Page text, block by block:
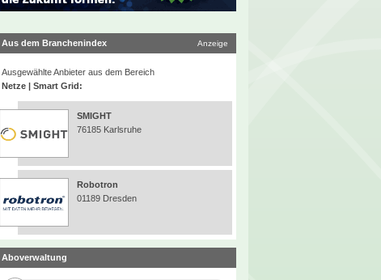
Aus dem Branchenindex Anzeige
Ausgewählte Anbieter aus dem Bereich
Netze | Smart Grid:
SMIGHT
76185 Karlsruhe
Robotron
01189 Dresden
Aboverwaltung